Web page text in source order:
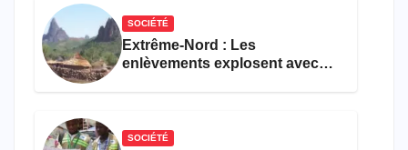
SOCIÉTÉ
Extrême-Nord : Les
enlèvements explosent avec
SOCIÉTÉ